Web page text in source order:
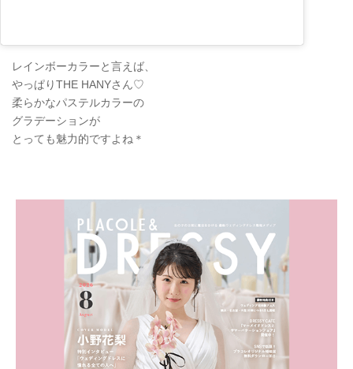
レインボーカラーと言えば、
やっぱりTHE HANYさん♡
柔らかなパステルカラーの
グラデーションが
とっても魅力的ですよね＊